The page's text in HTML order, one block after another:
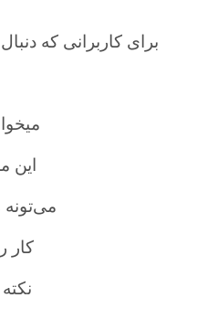
برای کاربرانی که
این
کار